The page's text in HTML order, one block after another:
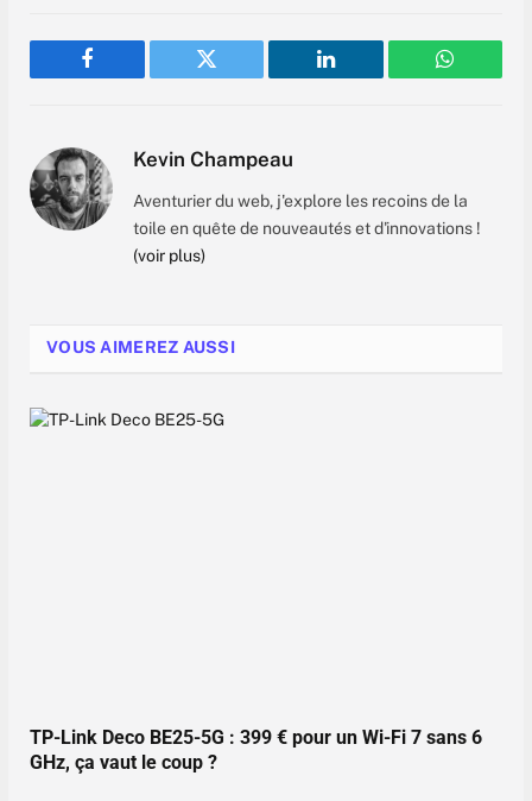
Facebook Twitter LinkedIn
Kevin Champeau
Aventurier du web, j'explore les recoins de la
toile en quête de nouveautés et d'innovations !
(voir plus)
VOUS AIMEREZ AUSSI
TP-Link Deco BE25-5G : 399 € pour un Wi-Fi 7 sans 6
GHz, ça vaut le coup ?